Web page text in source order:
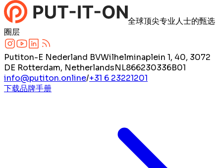
全球顶尖专业人士的甄选
圈层
Putiton-E Nederland BVWilhelminaplein 1, 40, 3072
DE Rotterdam, NetherlandsNL866230336B01
info@putiton.online/+31 6 23221201
下载品牌手册